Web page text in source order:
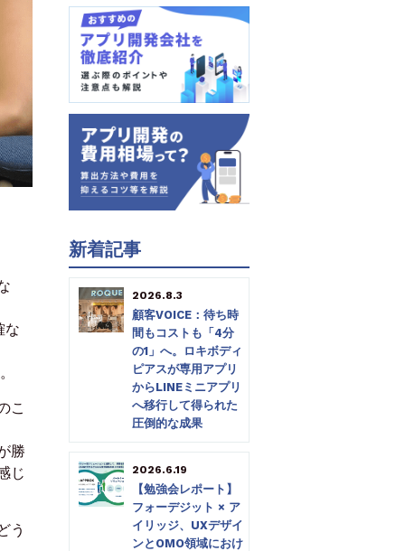
な
こ
勝
じ
う
新着記事
2026.8.3
顧客VOICE：待ち時
間もコストも「4分
の1」へ。ロキボディ
ピアスが専用アプリ
からLINEミニアプリ
へ移行して得られた
圧倒的な成果
2026.6.19
【勉強会レポート】
フォーデジット × ア
イリッジ、UXデザイ
ンとOMO領域におけ